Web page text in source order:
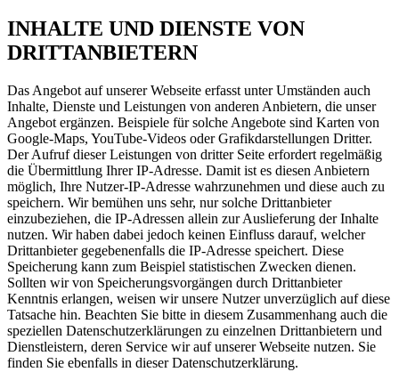
INHALTE UND DIENSTE VON
DRITTANBIETERN
Das Angebot auf unserer Webseite erfasst unter Umständen auch
Inhalte, Dienste und Leistungen von anderen Anbietern, die unser
Angebot ergänzen. Beispiele für solche Angebote sind Karten von
Google-Maps, YouTube-Videos oder Grafikdarstellungen Dritter.
Der Aufruf dieser Leistungen von dritter Seite erfordert regelmäßig
die Übermittlung Ihrer IP-Adresse. Damit ist es diesen Anbietern
möglich, Ihre Nutzer-IP-Adresse wahrzunehmen und diese auch zu
speichern. Wir bemühen uns sehr, nur solche Drittanbieter
einzubeziehen, die IP-Adressen allein zur Auslieferung der Inhalte
nutzen. Wir haben dabei jedoch keinen Einfluss darauf, welcher
Drittanbieter gegebenenfalls die IP-Adresse speichert. Diese
Speicherung kann zum Beispiel statistischen Zwecken dienen.
Sollten wir von Speicherungsvorgängen durch Drittanbieter
Kenntnis erlangen, weisen wir unsere Nutzer unverzüglich auf diese
Tatsache hin. Beachten Sie bitte in diesem Zusammenhang auch die
speziellen Datenschutzerklärungen zu einzelnen Drittanbietern und
Dienstleistern, deren Service wir auf unserer Webseite nutzen. Sie
finden Sie ebenfalls in dieser Datenschutzerklärung.